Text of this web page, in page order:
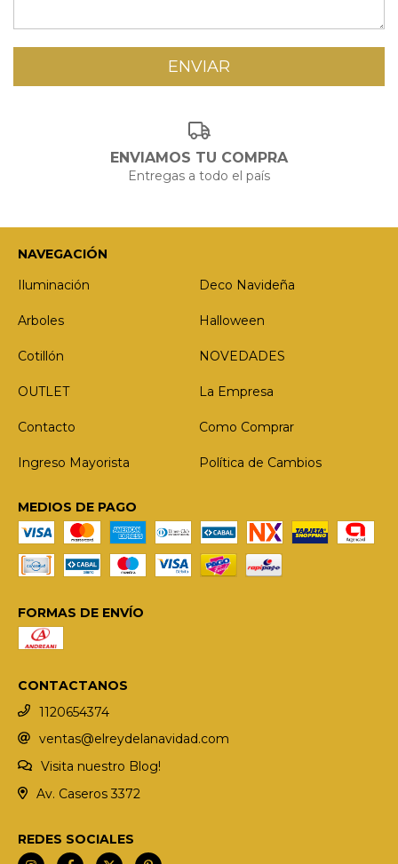
ENVIAMOS TU COMPRA
Entregas a todo el país
NAVEGACIÓN
Iluminación
Deco Navideña
Arboles Halloween
Cotillón NOVEDADES
OUTLET La Empresa
Contacto Como Comprar
Ingreso Mayorista Política de Cambios
MEDIOS DE PAGO
FORMAS DE ENVÍO
CONTACTANOS
1120654374
ventas@elreydelanavidad.com
Visita nuestro Blog!
Av. Caseros 3372
REDES SOCIALES